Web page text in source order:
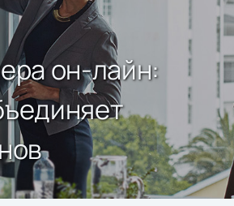
он-лайн: